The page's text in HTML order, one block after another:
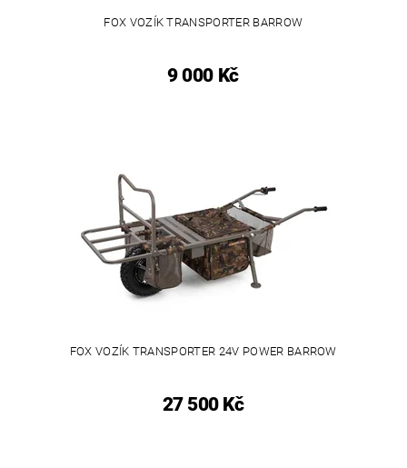
FOX VOZÍK TRANSPORTER BARROW
9 000 Kč
FOX VOZÍK TRANSPORTER 24V POWER BARROW
27 500 Kč